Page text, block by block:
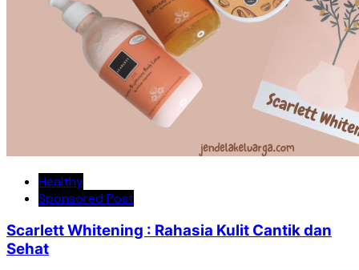
Healthy
Sponsored Post
Scarlett Whitening : Rahasia Kulit Cantik dan
Sehat